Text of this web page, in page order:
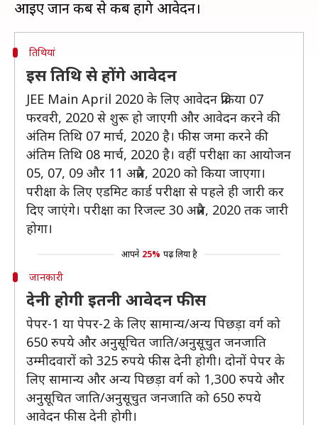
तिथियां
इस तिथि से होंगे आवेदन
JEE Main April 2020 के लिए आवेदन प्रक्रिया 07
फरवरी, 2020 से शुरू हो जाएगी और आवेदन करने की
अंतिम तिथि 07 मार्च, 2020 है। फीस जमा करने की
अंतिम तिथि 08 मार्च, 2020 है। वहीं परीक्षा का आयोजन
05, 07, 09 और 11 अप्रैल, 2020 को किया जाएगा।
परीक्षा के लिए एडमिट कार्ड परीक्षा से पहले ही जारी कर
दिए जाएंगे। परीक्षा का रिजल्ट 30 अप्रैल, 2020 तक जारी
होगा।
आपने 25% पढ़ लिया है
जानकारी
देनी होगी इतनी आवेदन फीस
पेपर-1 या पेपर-2 के लिए सामान्य/अन्य पिछड़ा वर्ग को
650 रुपये और अनुसूचित जाति/अनुसूचुत जनजाति
उम्मीदवारों को 325 रुपये फीस देनी होगी। दोनों पेपर के
लिए सामान्य और अन्य पिछड़ा वर्ग को 1,300 रुपये और
अनुसूचित जाति/अनुसूचुत जनजाति को 650 रुपये
आवेदन फीस देनी होगी।